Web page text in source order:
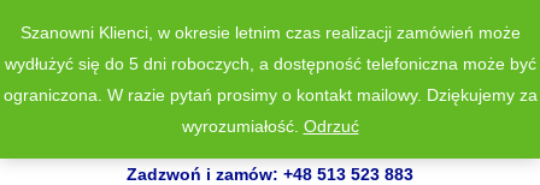
Zadzwoń i zamów: +48 513 523 883
Szanowni Klienci, w okresie letnim czas realizacji zamówień może
wydłużyć się do 5 dni roboczych, a dostępność telefoniczna może być
ograniczona. W razie pytań prosimy o kontakt mailowy. Dziękujemy za
wyrozumiałość. Odrzuć